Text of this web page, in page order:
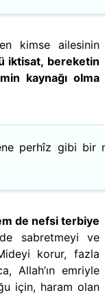
kimse ailesinin
iktisat, bereketin
kaynağı olma
perhîz gibi bir
de nefsi terbiye
sabretmeyi ve
korur, fazla
Allah’ın emriyle
için, haram olan